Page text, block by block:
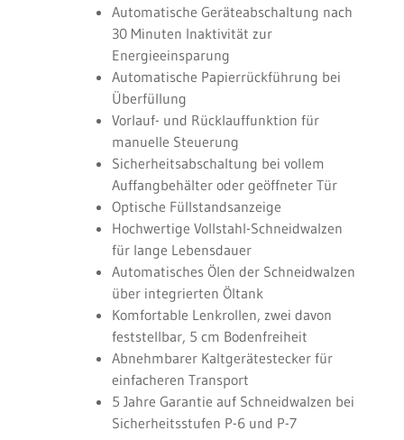
Automatische Geräteabschaltung nach
30 Minuten Inaktivität zur
Energieeinsparung
Automatische Papierrückführung bei
Überfüllung
Vorlauf- und Rücklauffunktion für
manuelle Steuerung
Sicherheitsabschaltung bei vollem
Auffangbehälter oder geöffneter Tür
Optische Füllstandsanzeige
Hochwertige Vollstahl-Schneidwalzen
für lange Lebensdauer
Automatisches Ölen der Schneidwalzen
über integrierten Öltank
Komfortable Lenkrollen, zwei davon
feststellbar, 5 cm Bodenfreiheit
Abnehmbarer Kaltgerätestecker für
einfacheren Transport
5 Jahre Garantie auf Schneidwalzen bei
Sicherheitsstufen P-6 und P-7